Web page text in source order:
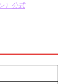
）公式